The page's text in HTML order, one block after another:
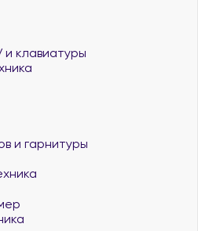
и клавиатуры
и гарнитуры